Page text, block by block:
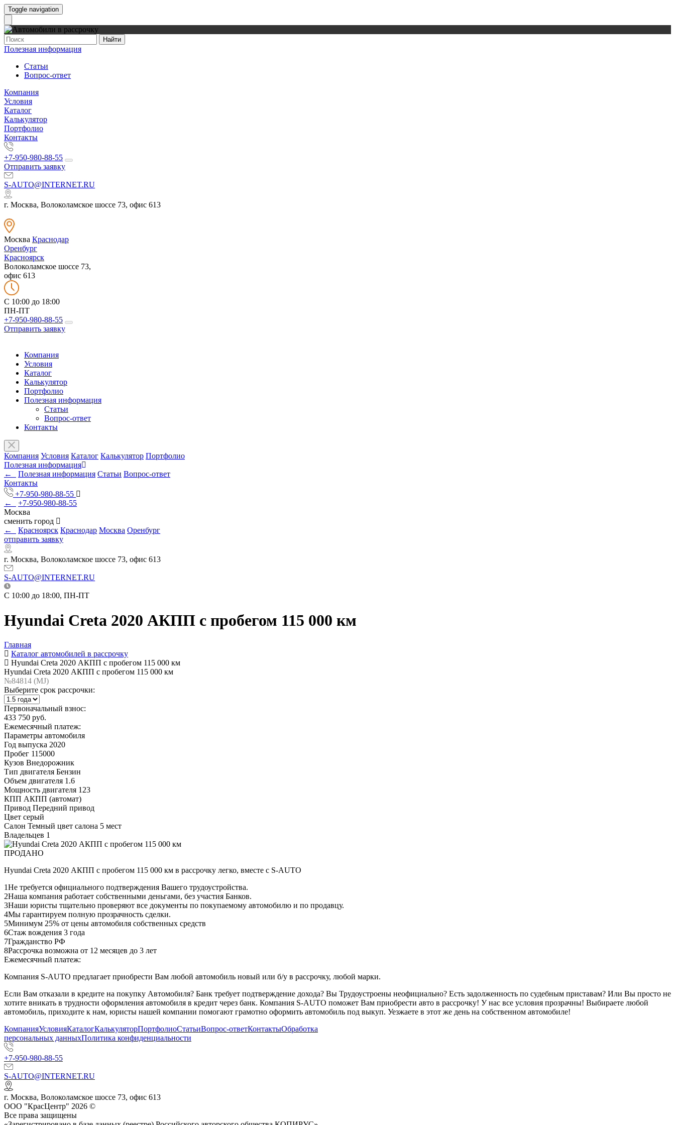
Toggle navigation
Найти
Полезная информация
Статьи
Вопрос-ответ
Компания
Условия
Каталог
Калькулятор
Портфолио
Контакты
+7-950-980-88-55
Отправить заявку
S-AUTO@INTERNET.RU
г. Москва, Волоколамское шоссе 73, офис 613
Москва Краснодар
Оренбург
Красноярск
Волоколамское шоссе 73,
офис 613
C 10:00 до 18:00
ПН-ПТ
+7-950-980-88-55
Отправить заявку
Компания
Условия
Каталог
Калькулятор
Портфолио
Полезная информация
Статьи
Вопрос-ответ
Контакты
Компания Условия Каталог Калькулятор Портфолио
Полезная информация
←
Полезная информация Статьи Вопрос-ответ
Контакты
+7-950-980-88-55
←
+7-950-980-88-55
Москва
сменить город
←
Красноярск Краснодар Москва Оренбург
отправить заявку
г. Москва, Волоколамское шоссе 73, офис 613
S-AUTO@INTERNET.RU
C 10:00 до 18:00, ПН-ПТ
Hyundai Creta 2020 АКПП с пробегом 115 000 км
Главная
Каталог автомобилей в рассрочку
Hyundai Creta 2020 АКПП с пробегом 115 000 км
Hyundai Creta 2020 АКПП с пробегом 115 000 км
№84814 (МJ)
Выберите срок рассрочки:
Первоначальный взнос:
433 750 руб.
Ежемесячный платеж:
Параметры автомобиля
Год выпуска 2020
Пробег 115000
Кузов Внедорожник
Тип двигателя Бензин
Объем двигателя 1.6
Мощность двигателя 123
КПП АКПП (автомат)
Привод Передний привод
Цвет серый
Салон Темный цвет салона 5 мест
Владельцев 1
ПРОДАНО
Hyundai Creta 2020 АКПП с пробегом 115 000 км в рассрочку легко, вместе с S-AUTO
1Не требуется официального подтверждения Вашего трудоустройства.
2Наша компания работает собственными деньгами, без участия Банков.
3Наши юристы тщательно проверяют все документы по покупаемому автомобилю и по продавцу.
4Мы гарантируем полную прозрачность сделки.
5Минимум 25% от цены автомобиля собственных средств
6Стаж вождения 3 года
7Гражданство РФ
8Рассрочка возможна от 12 месяцев до 3 лет
Ежемесячный платеж:
Компания S-AUTO предлагает приобрести Вам любой автомобиль новый или б/у в рассрочку, любой марки.
Если Вам отказали в кредите на покупку Автомобиля? Банк требует подтверждение дохода? Вы Трудоустроены неофициально? Есть задолженность по судебным приставам? Или Вы просто не
хотите вникать в трудности оформления автомобиля в кредит через банк. Компания S-AUTO поможет Вам приобрести авто в рассрочку! У нас все условия прозрачны! Выбираете любой
автомобиль, приходите к нам, юристы нашей компании помогают грамотно оформить автомобиль под выкуп. Уезжаете в этот же день на собственном автомобиле!
КомпанияУсловияКаталогКалькуляторПортфолиоСтатьиВопрос-ответКонтактыОбработка
персональных данныхПолитика конфиденциальности
+7-950-980-88-55
S-AUTO@INTERNET.RU
г. Москва, Волоколамское шоссе 73, офис 613
ООО "КрасЦентр" 2026 ©
Все права защищены